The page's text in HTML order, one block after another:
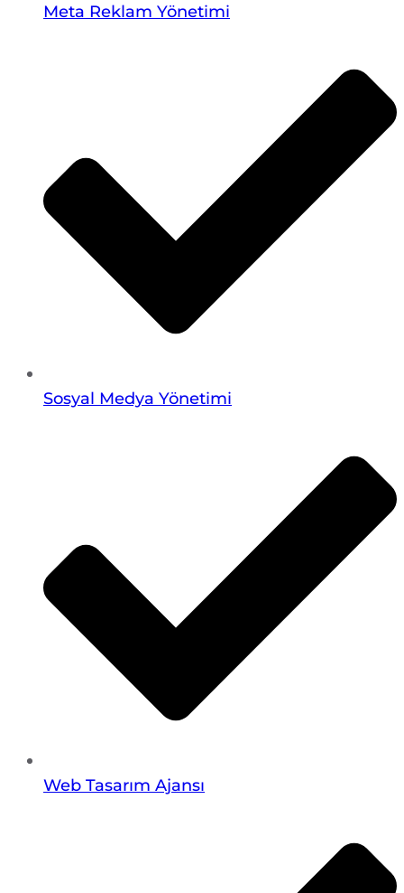
Meta Reklam Yönetimi
Sosyal Medya Yönetimi
Web Tasarım Ajansı